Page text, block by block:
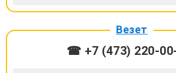
Везет
☎ +7 (473) 220-